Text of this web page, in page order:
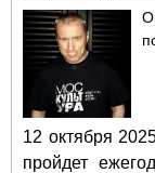
12 октября
пройдет